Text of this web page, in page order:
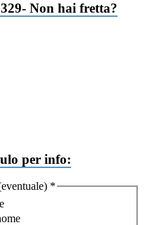
Non hai fretta?
per info:
*